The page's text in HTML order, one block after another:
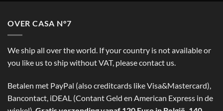
OVER CASA N°7
We ship all over the world. If your country is not available or
you like us to ship without VAT, please contact us.
Betalen met PayPal (also creditcards like Visa&Mastercard),
Bancontact, iDEAL (Contant Geld en American Express in de